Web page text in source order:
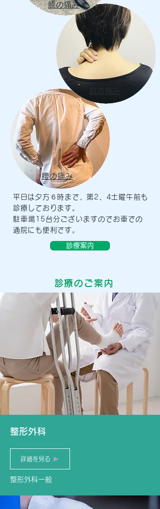
平日は夕方６時まで、第2、4土曜午前も
診療しております。
駐車場15台分ございますのでお車での
通院にも便利です。
診療案内
腰の痛み
膝の痛み
診療のご案内
整形外科
詳細を見る
整形外科一般